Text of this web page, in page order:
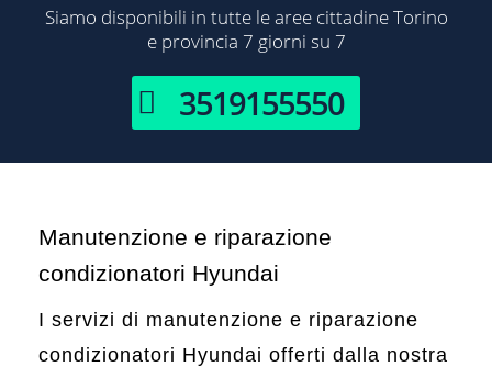
Siamo disponibili in tutte le aree cittadine Torino
e provincia 7 giorni su 7
3519155550
Manutenzione e riparazione
condizionatori Hyundai
I servizi di manutenzione e riparazione
condizionatori Hyundai offerti dalla nostra